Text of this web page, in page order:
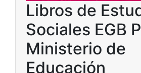
Libros de
Sociales EGB
Ministerio de
Educación